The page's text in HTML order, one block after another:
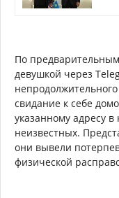
По
девушкой через
свидание к себе
указанному адресу
неизвестных.
они вывели
физической